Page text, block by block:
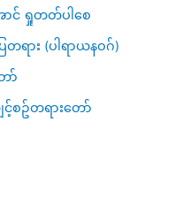
င် ရှုတတ်ပါစေ
ရား (ပါရာယနဝဂ်)
ာ်
စဥ်တရားတော်